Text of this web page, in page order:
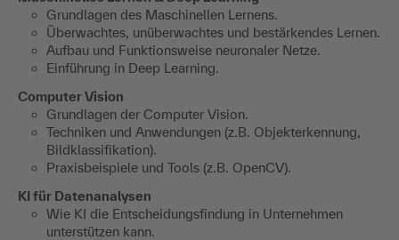
Grundlagen des Maschinellen Lernens.
Überwachtes, unüberwachtes und bestärkendes Lernen.
Aufbau und Funktionsweise neuronaler Netze.
Einführung in Deep Learning.
Computer Vision
Grundlagen der Computer Vision.
Techniken und Anwendungen (z.B. Objekterkennung,
Bildklassifikation).
Praxisbeispiele und Tools (z.B. OpenCV).
KI für Datenanalysen
Wie KI die Entscheidungsfindung in Unternehmen
unterstützen kann.